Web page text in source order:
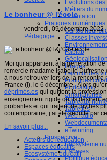
Evolutions
Métiers du
Orientation
Pratiques numériques
Cartes
Classes
Fablab
Géolocalisation
Images
Les mondes
Pratiques
Podcasting
Smartphones
Tableaux
Tablettes
Web radio
eTwinning
Prospective
Ecosystème
Espaces
Politique
Le bonheur @ l'école
vendredi, 09 décembre 2022
Pédagogie
Moi qui appartient à la génération
remercie madame Isabelle Dufresne
à nous retrouver lors de la
France (i), le 6 décembre. Alors
déprimés.es qui quittent la
enseignement rigide qu’ils désirent
probantes et qui traitent de mythes
contemporaine, j’ai été séduite par
En savoir plus...
Acteurs de leducation
Espaces éducatifs
Ecosystème éducatif